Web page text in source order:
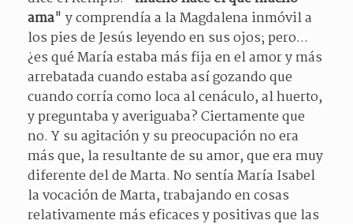
ama" y comprendía a la Magdalena inmóvil a
los pies de Jesús leyendo en sus ojos; pero...
¿es qué María estaba más fija en el amor y más
arrebatada cuando estaba así gozando que
cuando corría como loca al cenáculo, al huerto,
y preguntaba y averiguaba? Ciertamente que
no. Y su agitación y su preocupación no era
más que, la resultante de su amor, que era muy
diferente del de Marta. No sentía María Isabel
la vocación de Marta, trabajando en cosas
relativamente más eficaces y positivas que las